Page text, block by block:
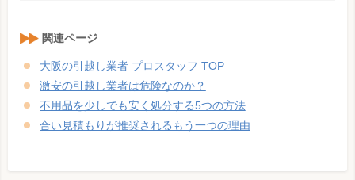
関連ページ
大阪の引越し業者 プロスタッフ TOP
激安の引越し業者は危険なのか？
不用品を少しでも安く処分する5つの方法
合い見積もりが推奨されるもう一つの理由